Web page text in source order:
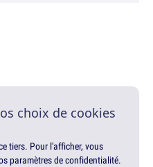
choix de cookies
tiers. Pour l'afficher, vous
paramètres de confidentialité.